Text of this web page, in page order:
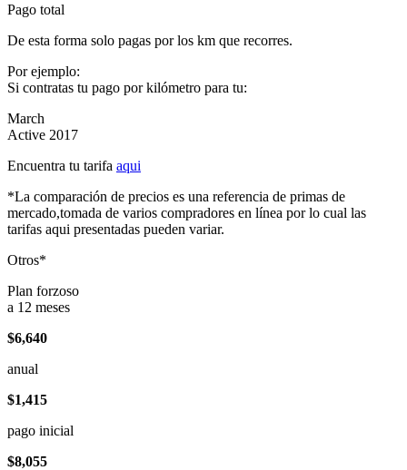
Pago total
De esta forma solo pagas por los km que recorres.
Por ejemplo:
Si contratas tu pago por kilómetro para tu:
March
Active 2017
Encuentra tu tarifa aqui
*La comparación de precios es una referencia de primas de
mercado,tomada de varios compradores en línea por lo cual las
tarifas aqui presentadas pueden variar.
Otros*
Plan forzoso
a 12 meses
$6,640
anual
$1,415
pago inicial
$8,055